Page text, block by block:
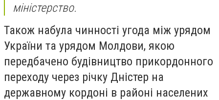
міністерство.
Також набула чинності угода між урядом
України та урядом Молдови, якою
передбачено будівництво прикордонного
переходу через річку Дністер на
державному кордоні в районі населених